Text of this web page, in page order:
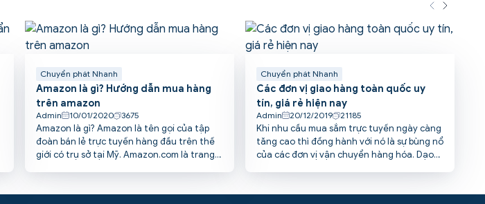
Chuyển phát Nhanh
Amazon là gì? Hướng dẫn mua hàng
trên amazon
Admin 10/01/2020 3675
Amazon là gì? Amazon là tên gọi của tập
đoàn bán lẻ trực tuyến hàng đầu trên thế
giới có trụ sở tại Mỹ. Amazon.com là trang
với đầy đủ các mặt hàng phục vụ cuộc sống
Chuyển phát Nhanh
Các đơn vị giao hàng toàn quốc uy
tín, giá rẻ hiện nay
Admin 20/12/2019 21185
Khi nhu cầu mua sắm trực tuyến ngày càng
tăng cao thì đồng hành với nó là sự bùng nổ
của các đơn vị vận chuyển hàng hóa. Dạo
cung cấp đa dạng các loại hình dịch vụ